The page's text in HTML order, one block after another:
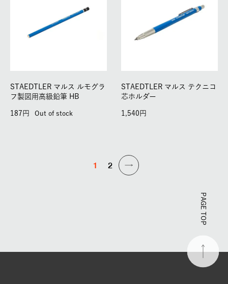
STAEDTLER マルス ルモグラ
フ製図用高級鉛筆 HB
187 Out of stock
STAEDTLER マルス テクニコ
芯ホルダー
1,540
1 2
PAGE TOP